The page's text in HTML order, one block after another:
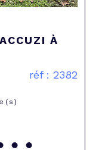
SUITES –